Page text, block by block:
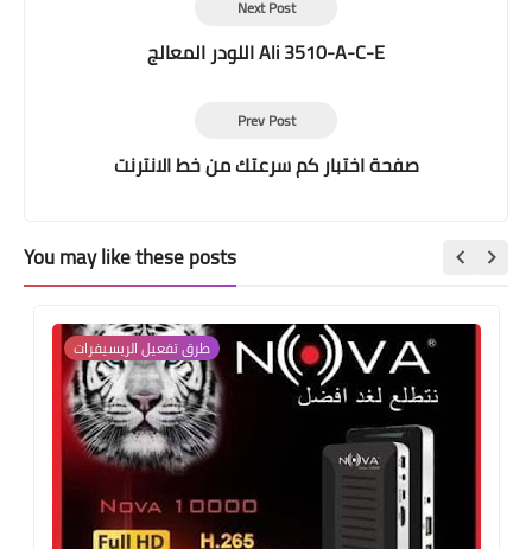
Next Post
اللودر المعالج Ali 3510-A-C-E
Prev Post
صفحة اختبار كم سرعتك من خط الانترنت
You may like these posts
طرق تفعيل الريسيفرات